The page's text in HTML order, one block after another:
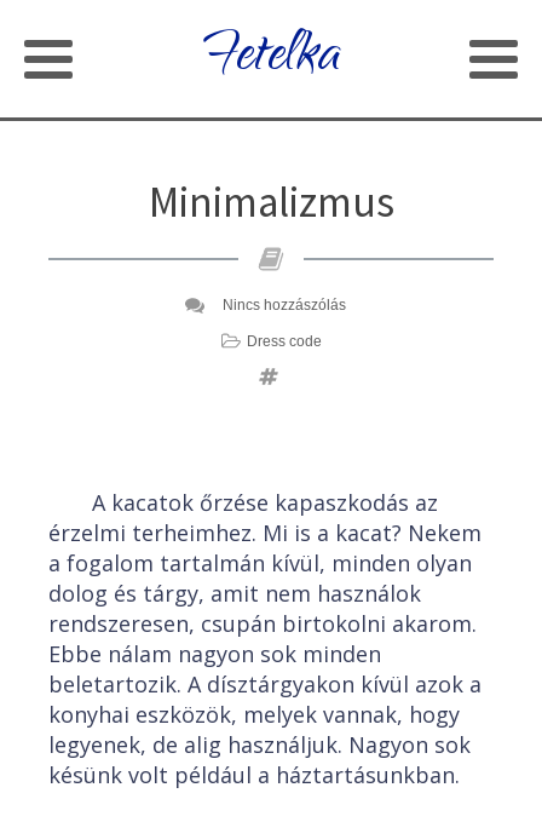
Fetelka
Minimalizmus
Nincs hozzászólás
Dress code
A kacatok őrzése kapaszkodás az
érzelmi terheimhez. Mi is a kacat? Nekem
a fogalom tartalmán kívül, minden olyan
dolog és tárgy, amit nem használok
rendszeresen, csupán birtokolni akarom.
Ebbe nálam nagyon sok minden
beletartozik. A dísztárgyakon kívül azok a
konyhai eszközök, melyek vannak, hogy
legyenek, de alig használjuk. Nagyon sok
késünk volt például a háztartásunkban.